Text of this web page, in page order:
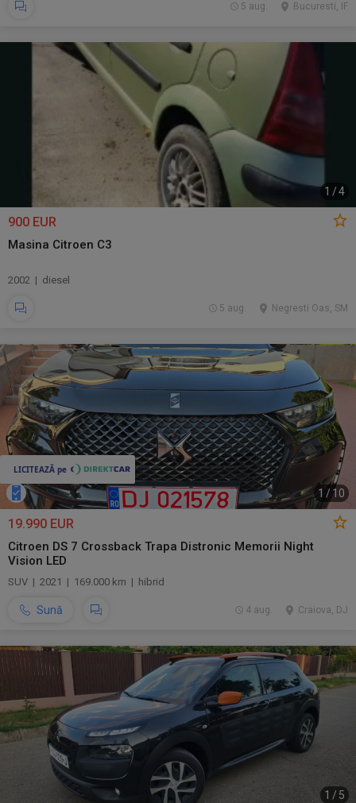
Bucuresti, IF
5 aug.
1 /4
900 EUR
Masina Citroen C3
2002 | diesel
Negresti Oas, SM
5 aug.
1 / 10
19.990 EUR
Citroen DS 7 Crossback Trapa Distronic Memorii Night
Vision LED
SUV | 2021 | 169.000 km | hibrid
Sună Craiova, DJ
4 aug.
1 / 5